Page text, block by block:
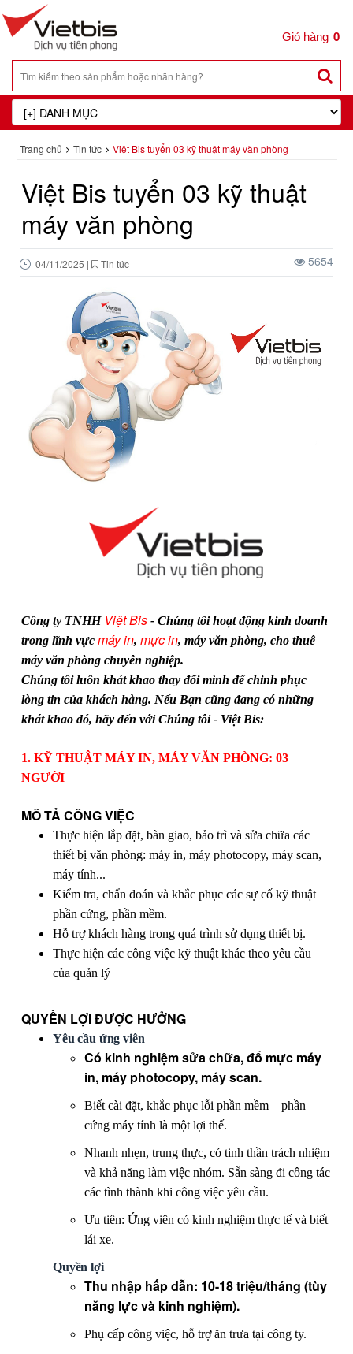
0
Trang chủ Tin tức Việt Bis tuyển 03 kỹ thuật máy văn phòng
Việt Bis tuyển 03 kỹ thuật
máy văn phòng
04/11/2025 | Tin tức 5654
Công ty TNHH Việt Bis - Chúng tôi hoạt động kinh doanh
trong lĩnh vực máy in, mực in, máy văn phòng, cho thuê
máy văn phòng chuyên nghiệp.
Chúng tôi luôn khát khao thay đổi mình để chinh phục
lòng tin của khách hàng. Nếu Bạn cũng đang có những
khát khao đó, hãy đến với Chúng tôi - Việt Bis:
1. KỸ THUẬT MÁY IN, MÁY VĂN PHÒNG: 03
NGƯỜI
MÔ TẢ CÔNG VIỆC
Thực hiện lắp đặt, bàn giao, bảo trì và sửa chữa các
thiết bị văn phòng: máy in, máy photocopy, máy scan,
máy tính...
Kiểm tra, chẩn đoán và khắc phục các sự cố kỹ thuật
phần cứng, phần mềm.
Hỗ trợ khách hàng trong quá trình sử dụng thiết bị.
Thực hiện các công việc kỹ thuật khác theo yêu cầu
của quản lý
QUYỀN LỢI ĐƯỢC HƯỞNG
Yêu cầu ứng viên
Có kinh nghiệm sửa chữa, đổ mực máy
in, máy photocopy, máy scan.
Biết cài đặt, khắc phục lỗi phần mềm – phần
cứng máy tính là một lợi thế.
Nhanh nhẹn, trung thực, có tinh thần trách nhiệm
và khả năng làm việc nhóm. Sẵn sàng đi công tác
các tình thành khi công việc yêu cầu.
Ưu tiên: Ứng viên có kinh nghiệm thực tế và biết
lái xe.
Quyền lợi
Thu nhập hấp dẫn: 10-18 triệu/tháng (tùy
năng lực và kinh nghiệm).
Phụ cấp công việc, hỗ trợ ăn trưa tại công ty.